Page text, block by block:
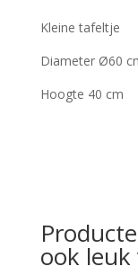
Kleine tafeltje
Diameter Ø60
Hoogte 40 cm
ook